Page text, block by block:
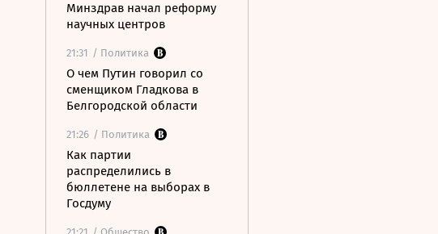
Минздрав начал реформу
научных центров
21:31 / Политика
О чем Путин говорил со
сменщиком Гладкова в
Белгородской области
21:26 / Политика
Как партии
распределились в
бюллетене на выборах в
Госдуму